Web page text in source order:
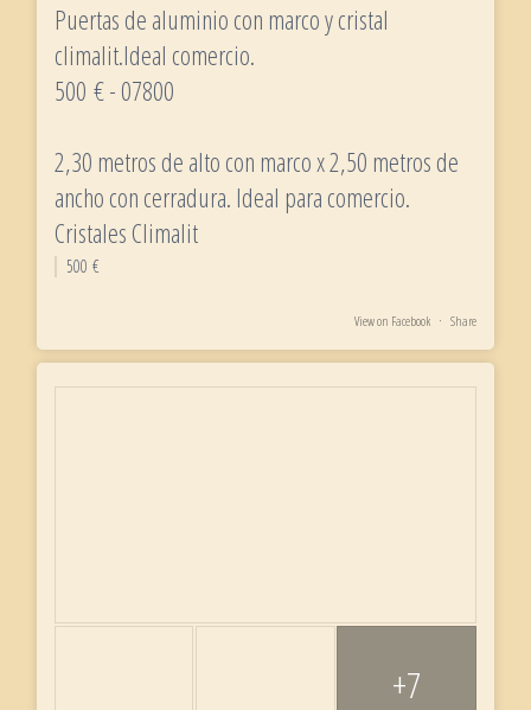
Puertas de aluminio con marco y cristal
climalit.Ideal comercio.
500 € - 07800
2,30 metros de alto con marco x 2,50 metros de
ancho con cerradura. Ideal para comercio.
Cristales Climalit
500 €
View on Facebook · Share
+7